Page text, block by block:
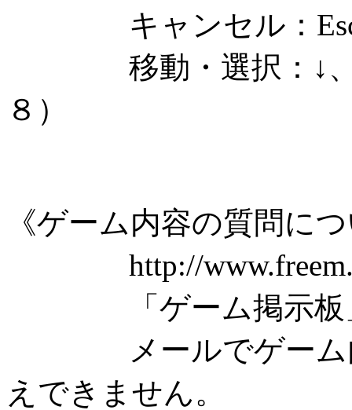
キャンセル：Esc
移動・選択：↓、←
８）
《ゲーム内容の質問に
http://
「ゲーム掲示板」
メールでゲーム内
えできません。